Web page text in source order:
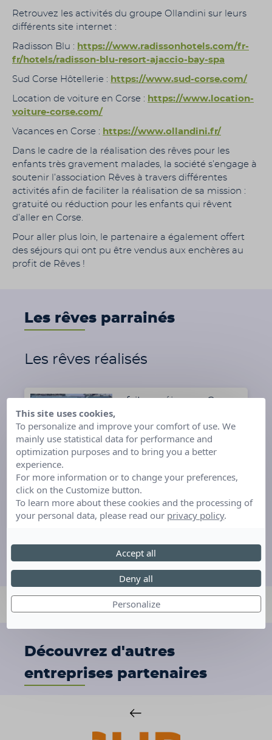
Retrouvez les activités du groupe Ollandini sur leurs
différents site internet :
Radisson Blu : https://www.radissonhotels.com/fr-
fr/hotels/radisson-blu-resort-ajaccio-bay-spa
Sud Corse Hôtellerie : https://www.sud-corse.com/
Location de voiture en Corse : https://www.location-
voiture-corse.com/
Vacances en Corse : https://www.ollandini.fr/
Dans le cadre de la réalisation des rêves pour les
enfants très gravement malades, la société s’engage à
soutenir l’association Rêves à travers différentes
activités afin de faciliter la réalisation de sa mission :
gratuité ou réduction pour les enfants qui rêvent
d’aller en Corse.
Pour aller plus loin, le partenaire a également offert
des séjours qui ont pu être vendus aux enchères au
profit de Rêves !
Les rêves parrainés
Les rêves réalisés
a fait un séjour en Corse
15 ans - Tarn-et-Garonne (82)
a fait un séjour en Corse
Découvrez d'autres
entreprises partenaires
This site uses cookies,
To personalize and improve your comfort of use. We
mainly use statistical data for performance and
optimization purposes and to bring you a better
experience.
For more information or to change your preferences,
click on the Customize button.
To learn more about these cookies and the processing of
your personal data, please read our privacy policy.
Personalize
Deny all
Accept all